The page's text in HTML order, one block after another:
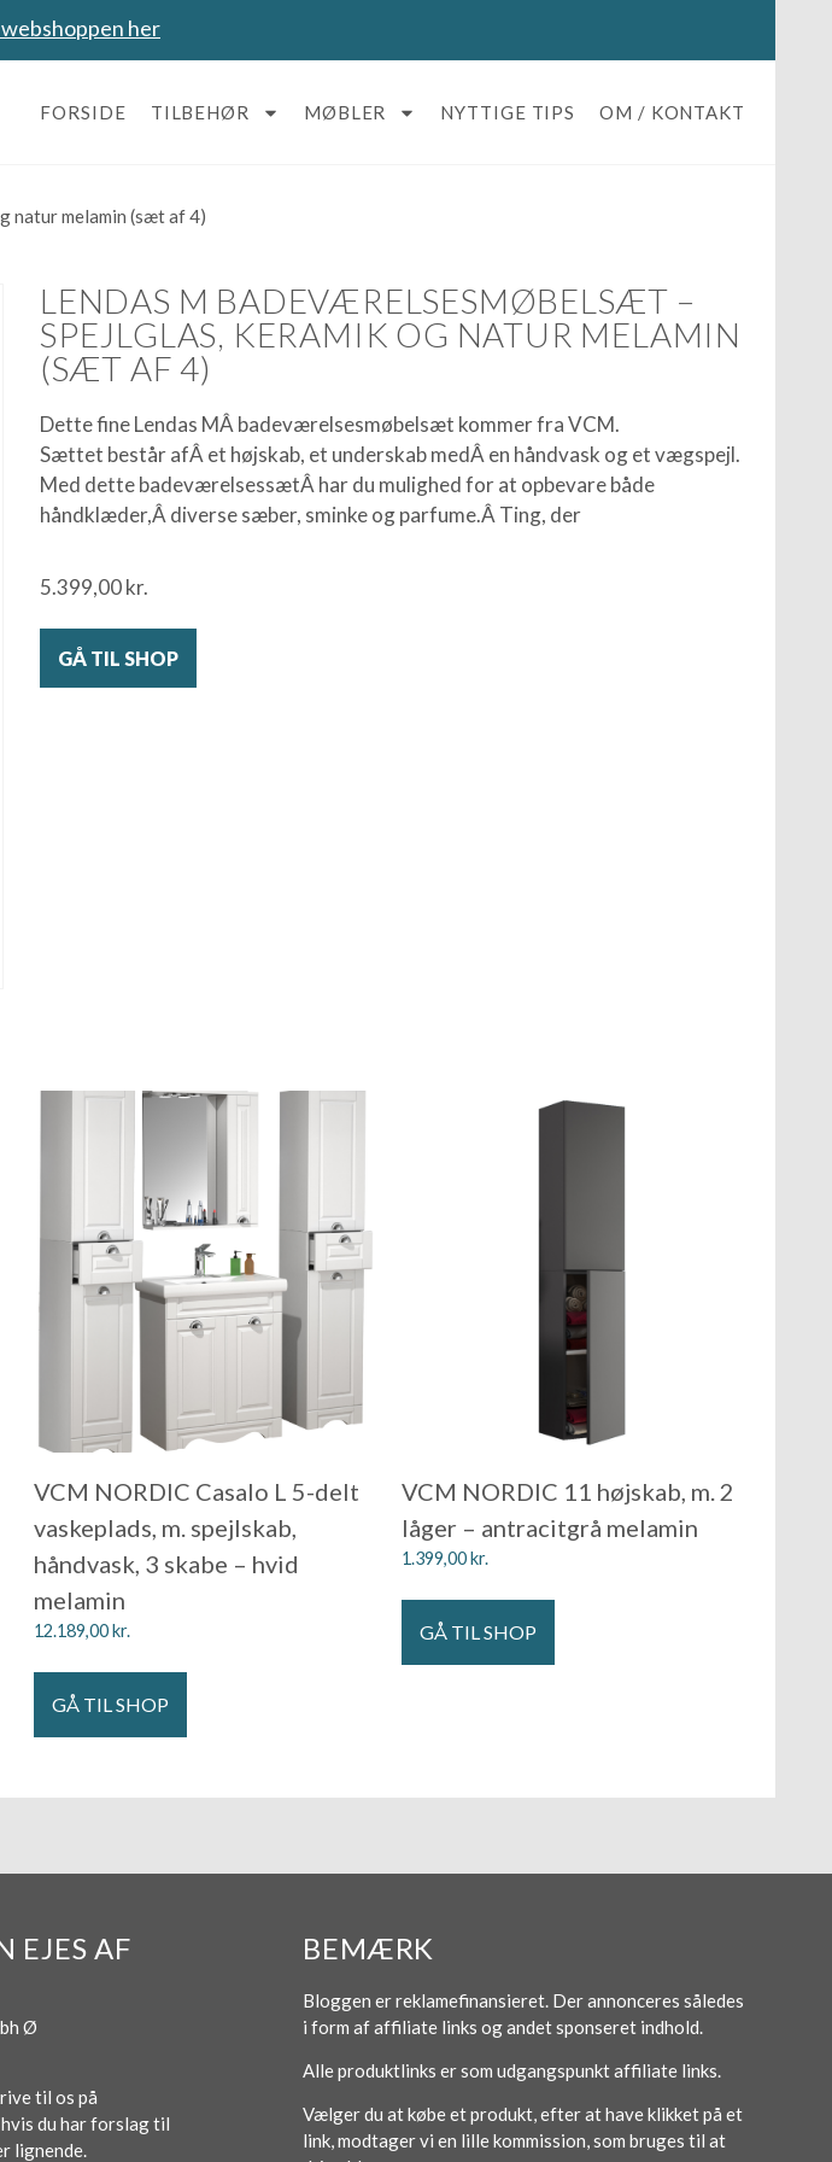
her
FORSIDE TILBEHØR MØBLER NYTTIGE TIPS OM / KONTAKT
natur melamin (sæt af 4)
LENDAS M BADEVÆRELSESMØBELSÆT –
SPEJLGLAS, KERAMIK OG NATUR MELAMIN
(SÆT AF 4)
Dette fine Lendas MÂ badeværelsesmøbelsæt kommer fra VCM.
Sættet består afÂ et højskab, et underskab medÂ en håndvask og et vægspejl.
Med dette badeværelsessætÂ har du mulighed for at opbevare både
håndklæder,Â diverse sæber, sminke og parfume.Â Ting, der
5.399,00kr.
GÅ TIL SHOP
VCM NORDIC Casalo L 5-delt
vaskeplads, m. spejlskab,
håndvask, 3 skabe – hvid
melamin
12.189,00kr.
GÅ TIL SHOP
VCM NORDIC 11 højskab, m. 2
låger – antracitgrå melamin
1.399,00kr.
GÅ TIL SHOP
EJES AF
Ø
til os på
du har forslag til
lignende.
BEMÆRK
Bloggen er reklamefinansieret. Der annonceres således
i form af affiliate links og andet sponseret indhold.
Alle produktlinks er som udgangspunkt affiliate links.
Vælger du at købe et produkt, efter at have klikket på et
link, modtager vi en lille kommission, som bruges til at